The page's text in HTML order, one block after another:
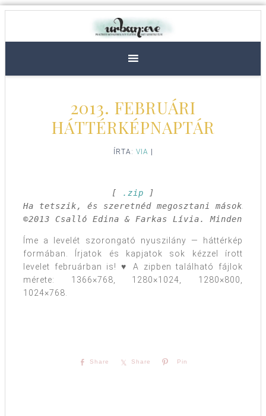
2013. FEBRUÁRI
HÁTTÉRKÉPNAPTÁR
ÍRTA: VIA
[ .zip ]
Ha tetszik, és szeretnéd megosztani
©2013 Csalló Edina & Farkas Lívia. Minden
Íme a levelét szorongató nyuszilány — háttérkép
formában. Írjatok és kapjatok sok kézzel írott
levelet februárban is! ♥ A zipben található fájlok
mérete: 1366×768, 1280×1024, 1280×800,
1024×768.
Share Share Pin